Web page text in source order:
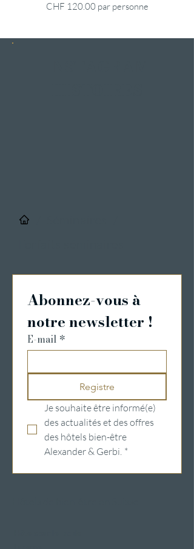
CHF 120.00 par personne
Abonnez-vous à
notre newsletter !
E-mail *
Registre
Je souhaite être informé(e)
des actualités et des offres
des hôtels bien-être
Alexander & Gerbi. *